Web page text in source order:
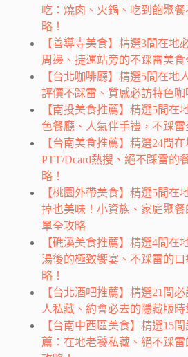
吃：燒肉、火鍋、吃到飽聚
略！
【善導寺美食】精選3間在地
周邊、捷運站旁的不踩雷美食
【台北咖啡廳】精選5間在地
評價不踩雷、質感必訪特色咖
【南投美食推薦】精選5間在
色餐廳、人氣伴手禮，不踩雷
【台南美食推薦】精選24間在
PTT/Dcard熱搜、絕不踩雷的
略！
【桃園外帶美食】精選5間在
掉也美味！小資族、家庭聚
單全攻略
【礁溪美食推薦】精選4間在
湯後的極致饗宴、不踩雷的
略！
【台北酒吧推薦】精選21間
人私藏、約會必去的隱藏版時
【台南中西區美食】精選15
薦：在地老饕私藏、絕不踩